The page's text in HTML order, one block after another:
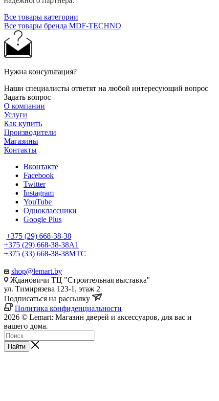
Все товары категории
Все товары бренда MDF-TECHNO
Нужна консультация?
Наши специалисты ответят на любой интересующий вопрос
Задать вопрос
О компании
Услуги
Как купить
Производители
Магазины
Контакты
Вконтакте
Facebook
Twitter
Instagram
YouTube
Одноклассники
Google Plus
+375 (29) 668-38-38
+375 (29) 668-38-38A1
+375 (33) 668-38-38МТС
shop@lemart.by
Ждановичи ТЦ "Строительная выставка"
ул. Тимирязева 123-1, этаж 2
Подписаться на рассылку
Политика конфиденциальности
2026 © Lemart: Магазин дверей и аксессуаров, для вас и
вашего дома.
Найти